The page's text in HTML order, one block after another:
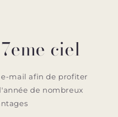
ciel
e-mail afin de profiter
de nombreux